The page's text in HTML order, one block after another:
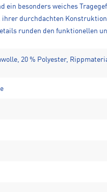
ein besonders weiches
ihrer durchdachten
runden den funktionellen
20 % Polyester,